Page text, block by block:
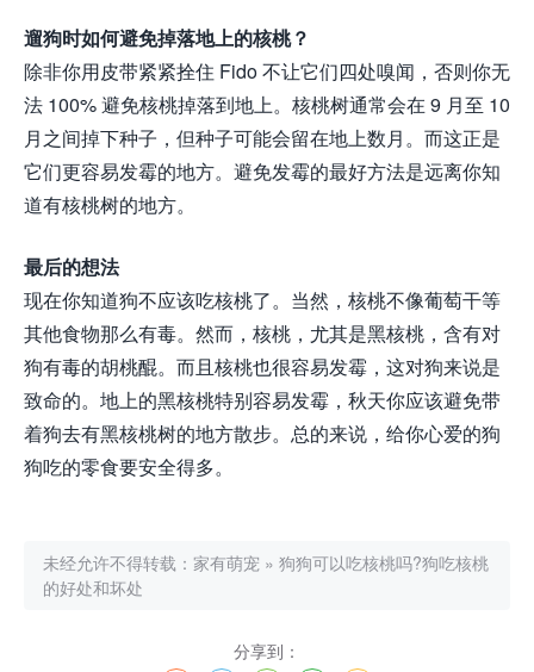
遛狗时如何避免掉落地上的核桃？
除非你用皮带紧紧拴住 Fido 不让它们四处嗅闻，否则你无
法 100% 避免核桃掉落到地上。核桃树通常会在 9 月至 10
月之间掉下种子，但种子可能会留在地上数月。而这正是
它们更容易发霉的地方。避免发霉的最好方法是远离你知
道有核桃树的地方。
最后的想法
现在你知道狗不应该吃核桃了。当然，核桃不像葡萄干等
其他食物那么有毒。然而，核桃，尤其是黑核桃，含有对
狗有毒的胡桃醌。而且核桃也很容易发霉，这对狗来说是
致命的。地上的黑核桃特别容易发霉，秋天你应该避免带
着狗去有黑核桃树的地方散步。总的来说，给你心爱的狗
狗吃的零食要安全得多。
未经允许不得转载： 家有萌宠 » 狗狗可以吃核桃吗?狗吃核桃
的好处和坏处
分享到：